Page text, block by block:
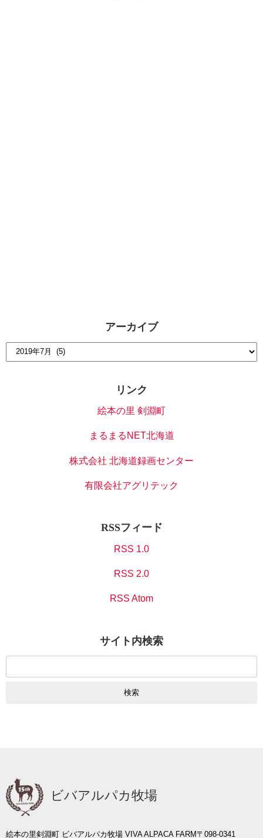
アーカイブ
リンク
絵本の里 剣淵町
まるまるNET北海道
株式会社 北海道録画センター
有限会社アグリテック
RSSフィード
RSS 1.0
RSS 2.0
RSS Atom
サイト内検索
ビバアルパカ牧場
絵本の里剣淵町 ビバアルパカ牧場 VIVA ALPACA FARM〒098-0341